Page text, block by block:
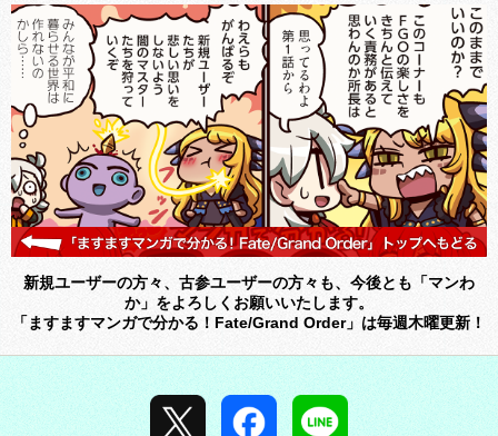
新規ユーザーの方々、古参ユーザーの方々も、今後とも「マンわ
か」をよろしくお願いいたします。
「ますますマンガで分かる！Fate/Grand Order」は毎週木曜更新！